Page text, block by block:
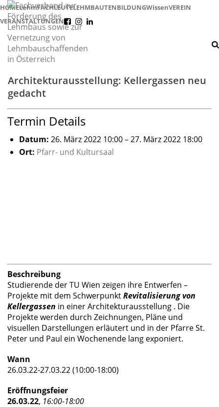
HOMELehmFACHLEUTELEHMBAUTENBILDUNGWissenVEREIN
VERANSTALTUNGEN
Architekturausstellung: Kellergassen neu
gedacht
Termin Details
Datum: 26. März 2022 10:00–27. März 2022 18:00
Ort: Pfarr- und Kultursaal
Beschreibung
Studierende der TU Wien zeigen ihre Entwerfen –
Projekte mit dem SchwerpunktRevitalisierung von
Kellergassen in einer Architekturausstellung . Die
Projekte werden durch Zeichnungen, Pläne und
visuellen Darstellungen erläutert und in der Pfarre St.
Peter und Paul ein Wochenende lang exponiert.
Wann
26.03.22-27.03.22 (10:00-18:00)
Eröffnungsfeier
26.03.22, 16:00-18:00